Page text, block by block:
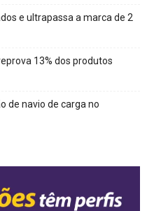
e ultrapassa a marca de 2
13% dos produtos
de navio de carga no